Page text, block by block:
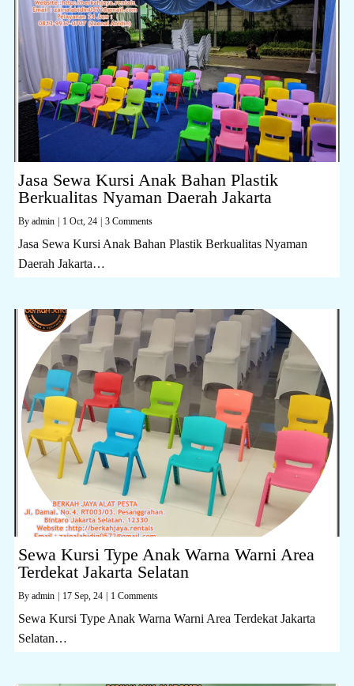
Jasa Sewa Kursi Anak Bahan Plastik
Berkualitas Nyaman Daerah Jakarta
By admin | 1 Oct, 24 | 3 Comments
Jasa Sewa Kursi Anak Bahan Plastik Berkualitas Nyaman
Daerah Jakarta…
Sewa Kursi Type Anak Warna Warni Area
Terdekat Jakarta Selatan
By admin 17 Sep, 24 1 Comments
Sewa Kursi Type Anak Warna Warni Area Terdekat Jakarta
Selatan…